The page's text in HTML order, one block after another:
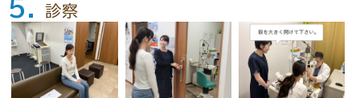
5. 診察